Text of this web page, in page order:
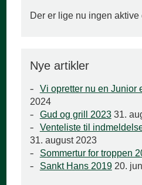
Der er lige nu ingen aktive
Nye artikler
Vi opretter nu en Junior
2024
Gud og grill 2023 31.
Venteliste til
31. august 2023
Sommertur for troppen
Sankt Hans 2019 20.